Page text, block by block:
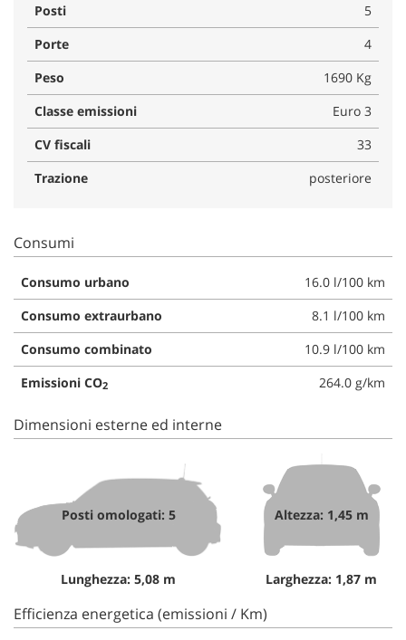
Posti
5
Porte
4
Peso
1690 Kg
Classe emissioni
Euro 3
CV fiscali
33
Trazione
posteriore
Consumi
Consumo urbano
16.0 l/100 km
Consumo extraurbano
8.1 l/100 km
Consumo combinato
10.9 l/100 km
Emissioni CO2 264.0 g/km
Dimensioni esterne ed interne
Posti omologati: 5
Lunghezza: 5,08 m
Altezza: 1,45 m
Larghezza: 1,87 m
Efficienza energetica (emissioni / Km)